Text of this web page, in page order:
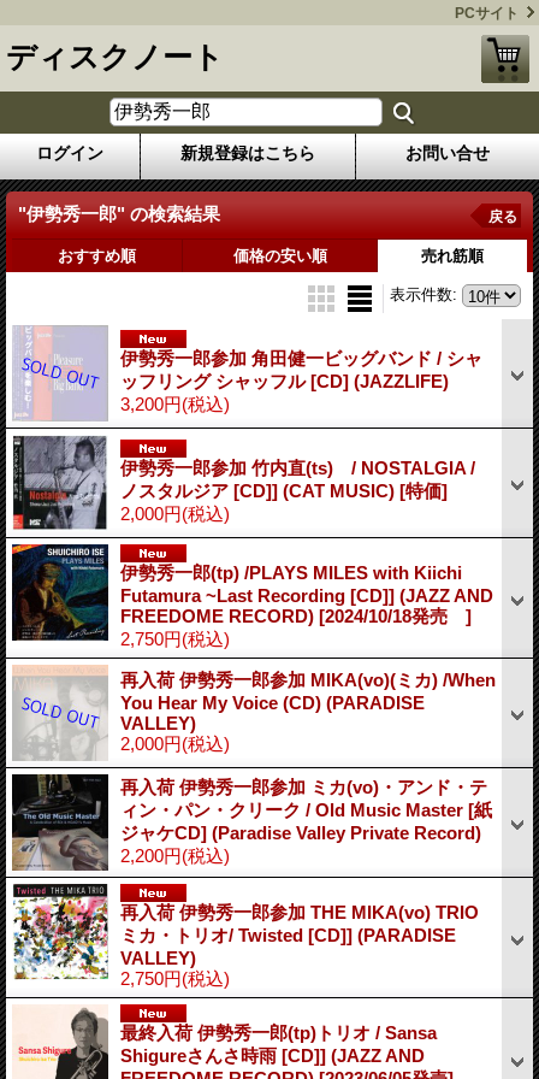
PCサイト
ディスクノート
ログイン 新規登録はこちら お問い合せ
"伊勢秀一郎" の検索結果 戻る
おすすめ順 価格の安い順 売れ筋順
表示件数:
伊勢秀一郎参加 角田健一ビッグバンド / シャ
ッフリング シャッフル [CD] (JAZZLIFE)
3,200円(税込)
伊勢秀一郎参加 竹内直(ts) / NOSTALGIA /
ノスタルジア [CD]] (CAT MUSIC) [特価]
2,000円(税込)
伊勢秀一郎(tp) /PLAYS MILES with Kiichi
Futamura ~Last Recording [CD]] (JAZZ AND
FREEDOME RECORD) [2024/10/18発売 ]
2,750円(税込)
再入荷 伊勢秀一郎参加 MIKA(vo)(ミカ) /When
You Hear My Voice (CD) (PARADISE
VALLEY)
2,000円(税込)
再入荷 伊勢秀一郎参加 ミカ(vo)・アンド・テ
ィン・パン・クリーク / Old Music Master [紙
ジャケCD] (Paradise Valley Private Record)
2,200円(税込)
再入荷 伊勢秀一郎参加 THE MIKA(vo) TRIO
ミカ・トリオ/ Twisted [CD]] (PARADISE
VALLEY)
2,750円(税込)
最終入荷 伊勢秀一郎(tp)トリオ / Sansa
Shigureさんさ時雨 [CD]] (JAZZ AND